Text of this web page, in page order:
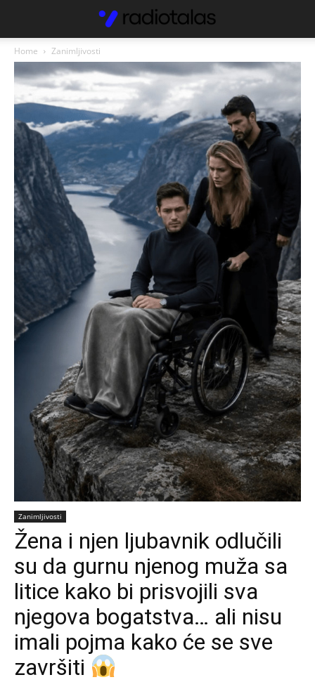
Home Zanimljivosti
Zanimljivosti
Žena i njen ljubavnik odlučili
su da gurnu njenog muža sa
litice kako bi prisvojili sva
njegova bogatstva… ali nisu
imali pojma kako će se sve
završiti